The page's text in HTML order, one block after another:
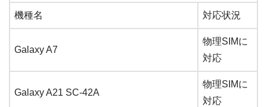
機種名 対応状況
Galaxy A7
物理SIMに
対応
Galaxy A21 SC-42A
物理SIMに
対応